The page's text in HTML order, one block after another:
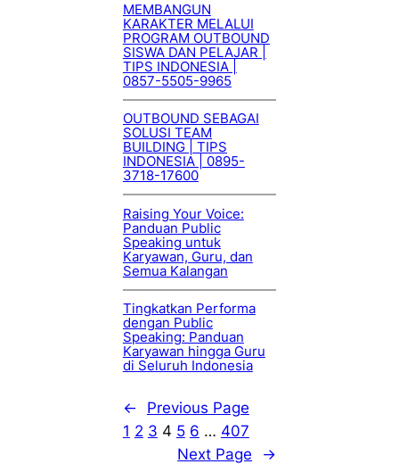
MEMBANGUN
KARAKTER MELALUI
PROGRAM OUTBOUND
SISWA DAN PELAJAR |
TIPS INDONESIA |
0857-5505-9965
OUTBOUND SEBAGAI
SOLUSI TEAM
BUILDING | TIPS
INDONESIA | 0895-
3718-17600
Raising Your Voice:
Panduan Public
Speaking untuk
Karyawan, Guru, dan
Semua Kalangan
Tingkatkan Performa
dengan Public
Speaking: Panduan
Karyawan hingga Guru
di Seluruh Indonesia
←
Previous Page
1 2 3 4 5 6 … 407
Next Page
→